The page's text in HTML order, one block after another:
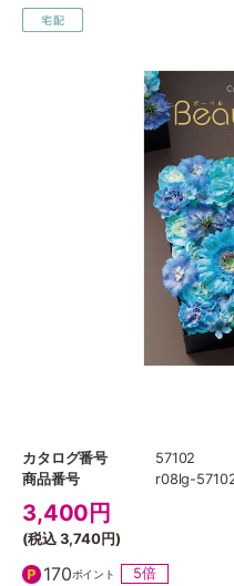
カタログ番号
57102
商品番号
r08lg-
3,400 円
(税込3,740円)
170ポイント
5倍